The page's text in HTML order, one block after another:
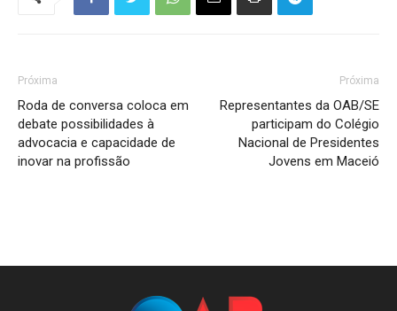
Próxima
Roda de conversa coloca em
debate possibilidades à
advocacia e capacidade de
inovar na profissão
Próxima
Representantes da OAB/SE
participam do Colégio
Nacional de Presidentes
Jovens em Maceió